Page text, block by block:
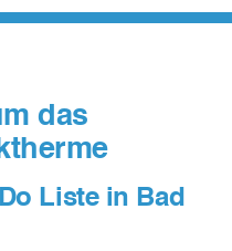
das
Liste in Bad